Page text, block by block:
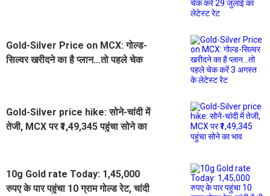
Gold-Silver Price on MCX: गोल्ड-
सिल्वर खरीदने का है प्लान...तो पहले चेक
Gold-Silver price hike: सोने-चांदी में
तेजी, MCX पर ₹1,49,345 पहुंचा सोने का
10g Gold rate Today: 1,45,000
रुपए के पार पहुंचा 10 ग्राम गोल्ड रेट, चांदी